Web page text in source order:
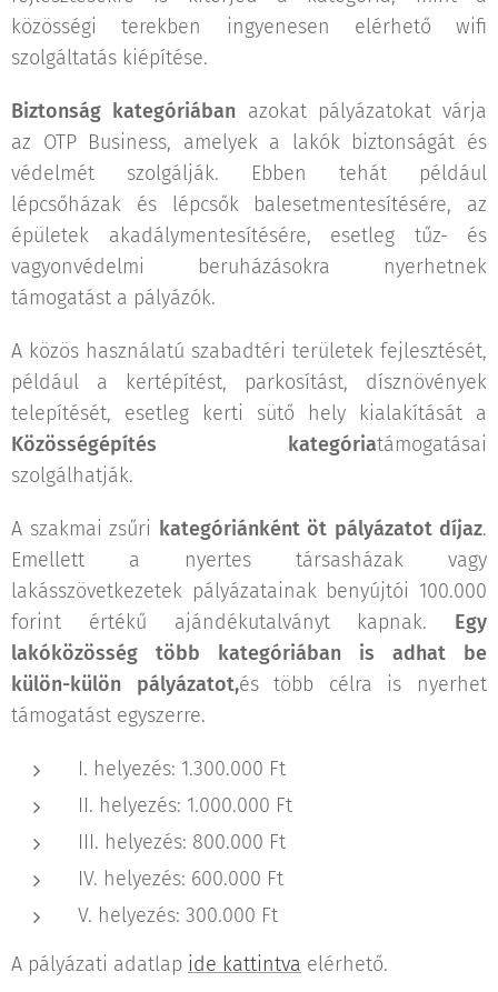
közösségi terekben ingyenesen elérhető wifi
szolgáltatás kiépítése.
Biztonság kategóriában azokat pályázatokat várja
az OTP Business, amelyek a lakók biztonságát és
védelmét szolgálják. Ebben tehát például
lépcsőházak és lépcsők balesetmentesítésére, az
épületek akadálymentesítésére, esetleg tűz- és
vagyonvédelmi beruházásokra nyerhetnek
támogatást a pályázók.
A közös használatú szabadtéri területek fejlesztését,
például a kertépítést, parkosítást, dísznövények
telepítését, esetleg kerti sütő hely kialakítását a
Közösségépítés kategóriatámogatásai
szolgálhatják.
A szakmai zsűri kategóriánként öt pályázatot díjaz.
Emellett a nyertes társasházak vagy
lakásszövetkezetek pályázatainak benyújtói 100.000
forint értékű ajándékutalványt kapnak. Egy
lakóközösség több kategóriában is adhat be
külön-külön pályázatot,és több célra is nyerhet
támogatást egyszerre.
I. helyezés: 1.300.000 Ft
II. helyezés: 1.000.000 Ft
III. helyezés: 800.000 Ft
IV. helyezés: 600.000 Ft
V. helyezés: 300.000 Ft
A pályázati adatlap ide kattintva elérhető.